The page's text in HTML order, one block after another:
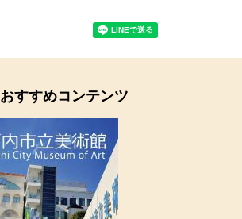
おすすめコンテンツ